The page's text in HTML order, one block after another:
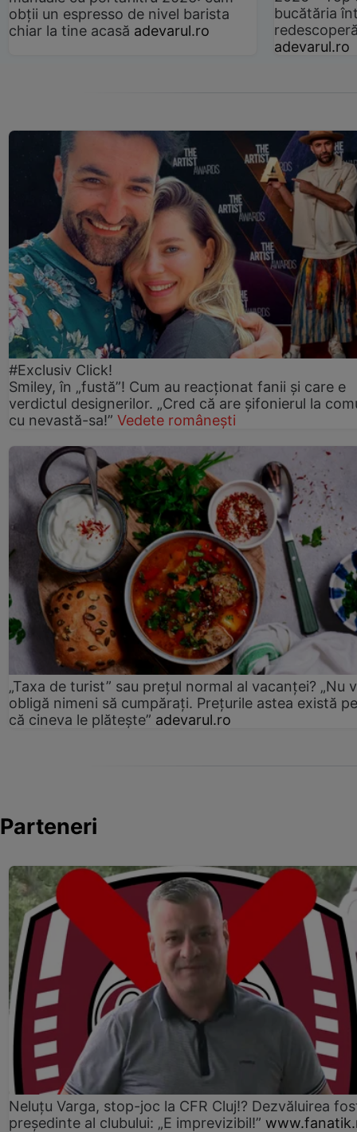
obții un espresso de nivel barista
chiar la tine acasă adevarul.ro
bucătăria
adevarul.ro
#Exclusiv Click!
Smiley, în „fustă”! Cum au reacționat fanii și care e
verdictul designerilor. „Cred că are șifonierul la
cu nevastă-sa!” Vedete românești
„Taxa de turist” sau prețul normal al vacanței? „Nu
obligă nimeni să cumpărați. Prețurile astea există
că cineva le plătește” adevarul.ro
Parteneri
Neluțu Varga, stop-joc la CFR Cluj!? Dezvăluirea
președinte al clubului: „E imprevizibil!”